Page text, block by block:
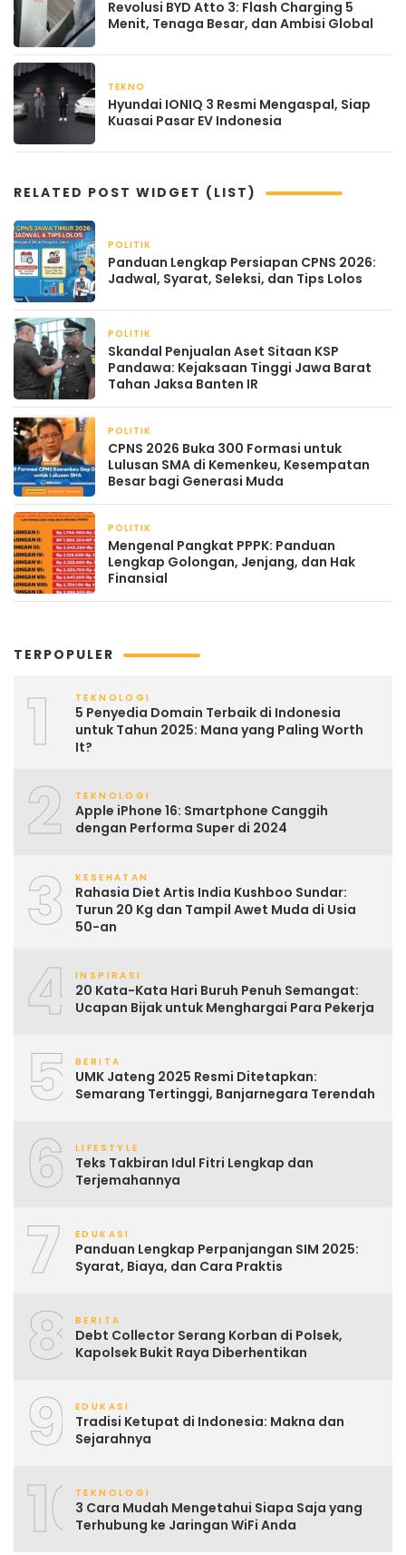
Revolusi BYD Atto 3: Flash Charging 5
Menit, Tenaga Besar, dan Ambisi Global
TEKNO
Hyundai IONIQ 3 Resmi Mengaspal, Siap
Kuasai Pasar EV Indonesia
RELATED POST WIDGET (LIST)
POLITIK
Panduan Lengkap Persiapan CPNS 2026:
Jadwal, Syarat, Seleksi, dan Tips Lolos
POLITIK
Skandal Penjualan Aset Sitaan KSP
Pandawa: Kejaksaan Tinggi Jawa Barat
Tahan Jaksa Banten IR
POLITIK
CPNS 2026 Buka 300 Formasi untuk
Lulusan SMA di Kemenkeu, Kesempatan
Besar bagi Generasi Muda
POLITIK
Mengenal Pangkat PPPK: Panduan
Lengkap Golongan, Jenjang, dan Hak
Finansial
TERPOPULER
1 TEKNOLOGI
5 Penyedia Domain Terbaik di Indonesia
untuk Tahun 2025: Mana yang Paling Worth
It?
2 TEKNOLOGI
Apple iPhone 16: Smartphone Canggih
dengan Performa Super di 2024
3 KESEHATAN
Rahasia Diet Artis India Kushboo Sundar:
Turun 20 Kg dan Tampil Awet Muda di Usia
50-an
4 INSPIRASI
20 Kata-Kata Hari Buruh Penuh Semangat:
Ucapan Bijak untuk Menghargai Para Pekerja
5 BERITA
UMK Jateng 2025 Resmi Ditetapkan:
Semarang Tertinggi, Banjarnegara Terendah
6 LIFESTYLE
Teks Takbiran Idul Fitri Lengkap dan
Terjemahannya
7 EDUKASI
Panduan Lengkap Perpanjangan SIM 2025:
Syarat, Biaya, dan Cara Praktis
8 BERITA
Debt Collector Serang Korban di Polsek,
Kapolsek Bukit Raya Diberhentikan
9 EDUKASI
Tradisi Ketupat di Indonesia: Makna dan
Sejarahnya
10TEKNOLOGI
3 Cara Mudah Mengetahui Siapa Saja yang
Terhubung ke Jaringan WiFi Anda